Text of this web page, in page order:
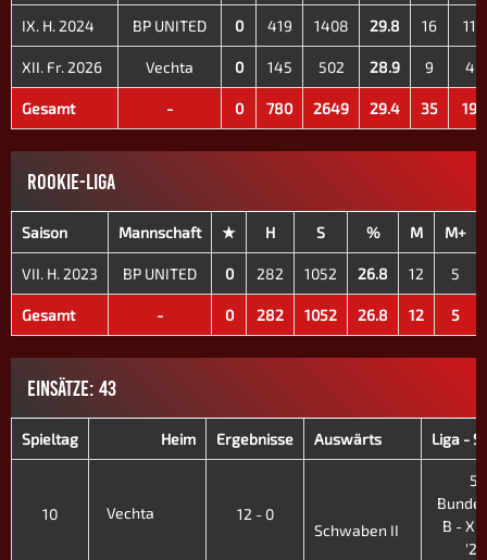
IX. H. 2024 BP UNITED 0 419 1408 29.8 16 11
XII. Fr. 2026 Vechta 0 145 502 28.9 9 4
Gesamt - 0 780 2649 29.4 35 19
ROOKIE-LIGA
Saison Mannschaft ★ H S % M M+
VII. H. 2023 BP UNITED 0 282 1052 26.8 12 5
Gesamt - 0 282 1052 26.8 12 5
EINSÄTZE: 43
Spieltag Heim Ergebnisse Auswärts Liga -
10 Vechta
12 - 0
Schwaben II
5.
B -
'26